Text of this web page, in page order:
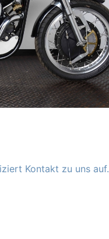
Kontakt zu uns auf.